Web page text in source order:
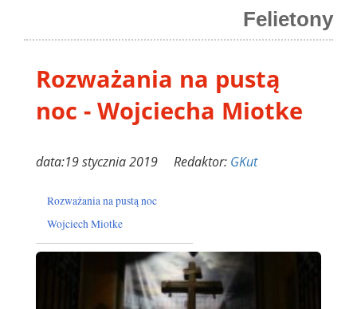
Felietony
Rozważania na pustą
noc - Wojciecha Miotke
data:19 stycznia 2019 Redaktor: GKut
Rozważania na pustą noc
Wojciech Miotke